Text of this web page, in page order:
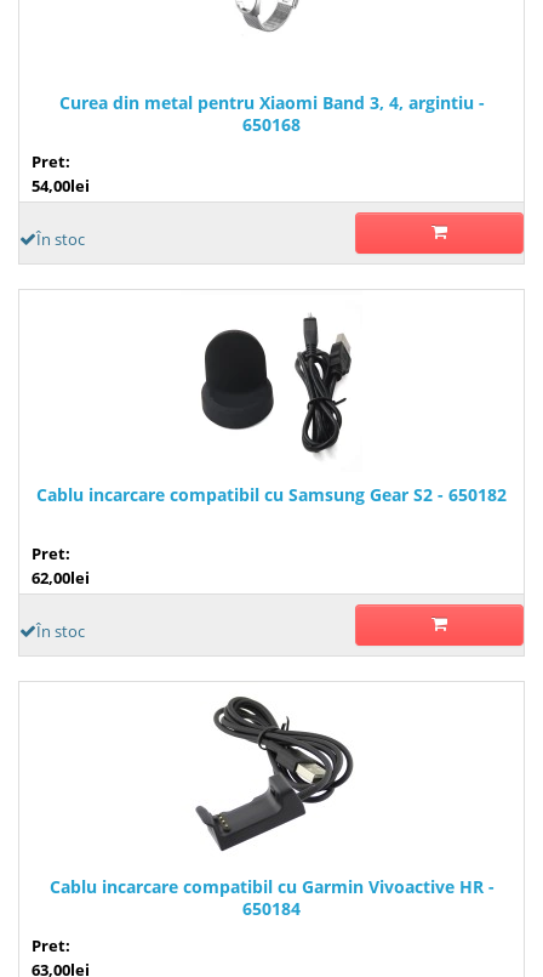
Curea din metal pentru Xiaomi Band 3, 4, argintiu -
650168
Pret:
54,00lei
În stoc
Cablu incarcare compatibil cu Samsung Gear S2 - 650182
Pret:
62,00lei
În stoc
Cablu incarcare compatibil cu Garmin Vivoactive HR -
650184
Pret:
63,00lei